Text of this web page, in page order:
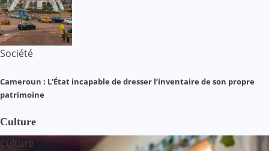
Société
Cameroun : L’État incapable de dresser l’inventaire de son propre
patrimoine
Culture
Culture